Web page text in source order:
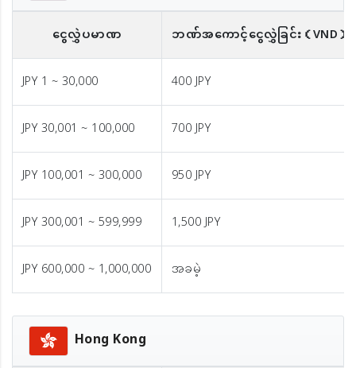
ငွေလွှဲပမာဏ ဘဏ်အကောင့်ငွေလွှဲခြင်း（VND）
JPY 1 ~ 30,000
400 JPY
JPY 30,001 ~ 100,000
700 JPY
JPY 100,001 ~ 300,000
950 JPY
JPY 300,001 ~ 599,999
1,500 JPY
JPY 600,000 ~ 1,000,000
အခမဲ့
Hong Kong